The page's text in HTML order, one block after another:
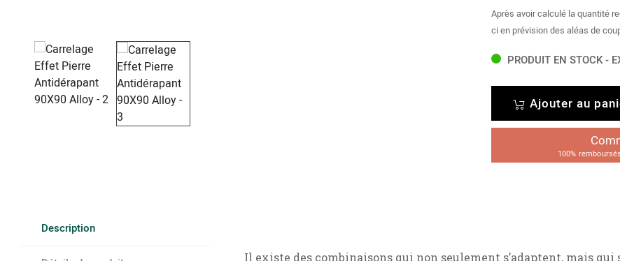
Après avoir calculé la quantité
ci en prévision des aléas de
PRODUIT EN STOCK -
Ajouter au
100%
Description
Il existe des combinaisons qui non seulement s’adaptent, mais